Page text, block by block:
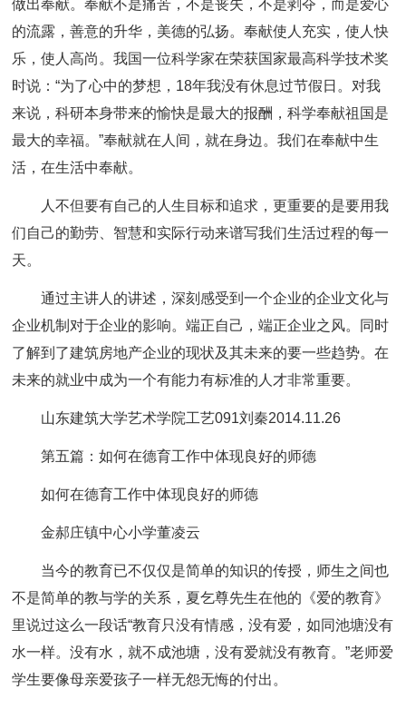
做出奉献。奉献不是痛苦，不是丧失，不是剥夺，而是爱心
的流露，善意的升华，美德的弘扬。奉献使人充实，使人快
乐，使人高尚。我国一位科学家在荣获国家最高科学技术奖
时说：“为了心中的梦想，18年我没有休息过节假日。对我
来说，科研本身带来的愉快是最大的报酬，科学奉献祖国是
最大的幸福。”奉献就在人间，就在身边。我们在奉献中生
活，在生活中奉献。
人不但要有自己的人生目标和追求，更重要的是要用我
们自己的勤劳、智慧和实际行动来谱写我们生活过程的每一
天。
通过主讲人的讲述，深刻感受到一个企业的企业文化与
企业机制对于企业的影响。端正自己，端正企业之风。同时
了解到了建筑房地产企业的现状及其未来的要一些趋势。在
未来的就业中成为一个有能力有标准的人才非常重要。
山东建筑大学艺术学院工艺091刘秦2014.11.26
第五篇：如何在德育工作中体现良好的师德
如何在德育工作中体现良好的师德
金郝庄镇中心小学董凌云
当今的教育已不仅仅是简单的知识的传授，师生之间也
不是简单的教与学的关系，夏乞尊先生在他的《爱的教育》
里说过这么一段话“教育只没有情感，没有爱，如同池塘没有
水一样。没有水，就不成池塘，没有爱就没有教育。”老师爱
学生要像母亲爱孩子一样无怨无悔的付出。